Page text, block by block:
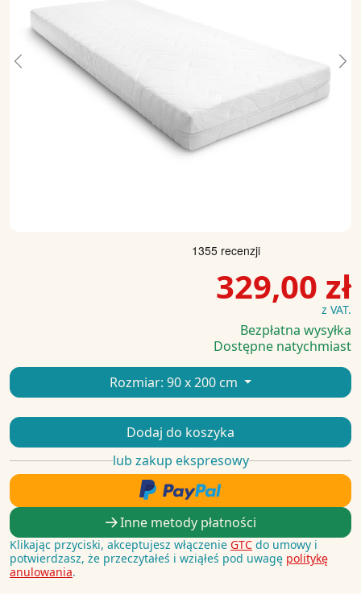
Previous
329,00 zł
z VAT.
Bezpłatna wysyłka
Dostępne natychmiast
Rozmiar: 90 x 200 cm
Dodaj do koszyka
lub zakup ekspresowy
Inne metody płatności
Klikając przyciski, akceptujesz włączenie GTC do umowy i
potwierdzasz, że przeczytałeś i wziąłeś pod uwagę politykę
anulowania.